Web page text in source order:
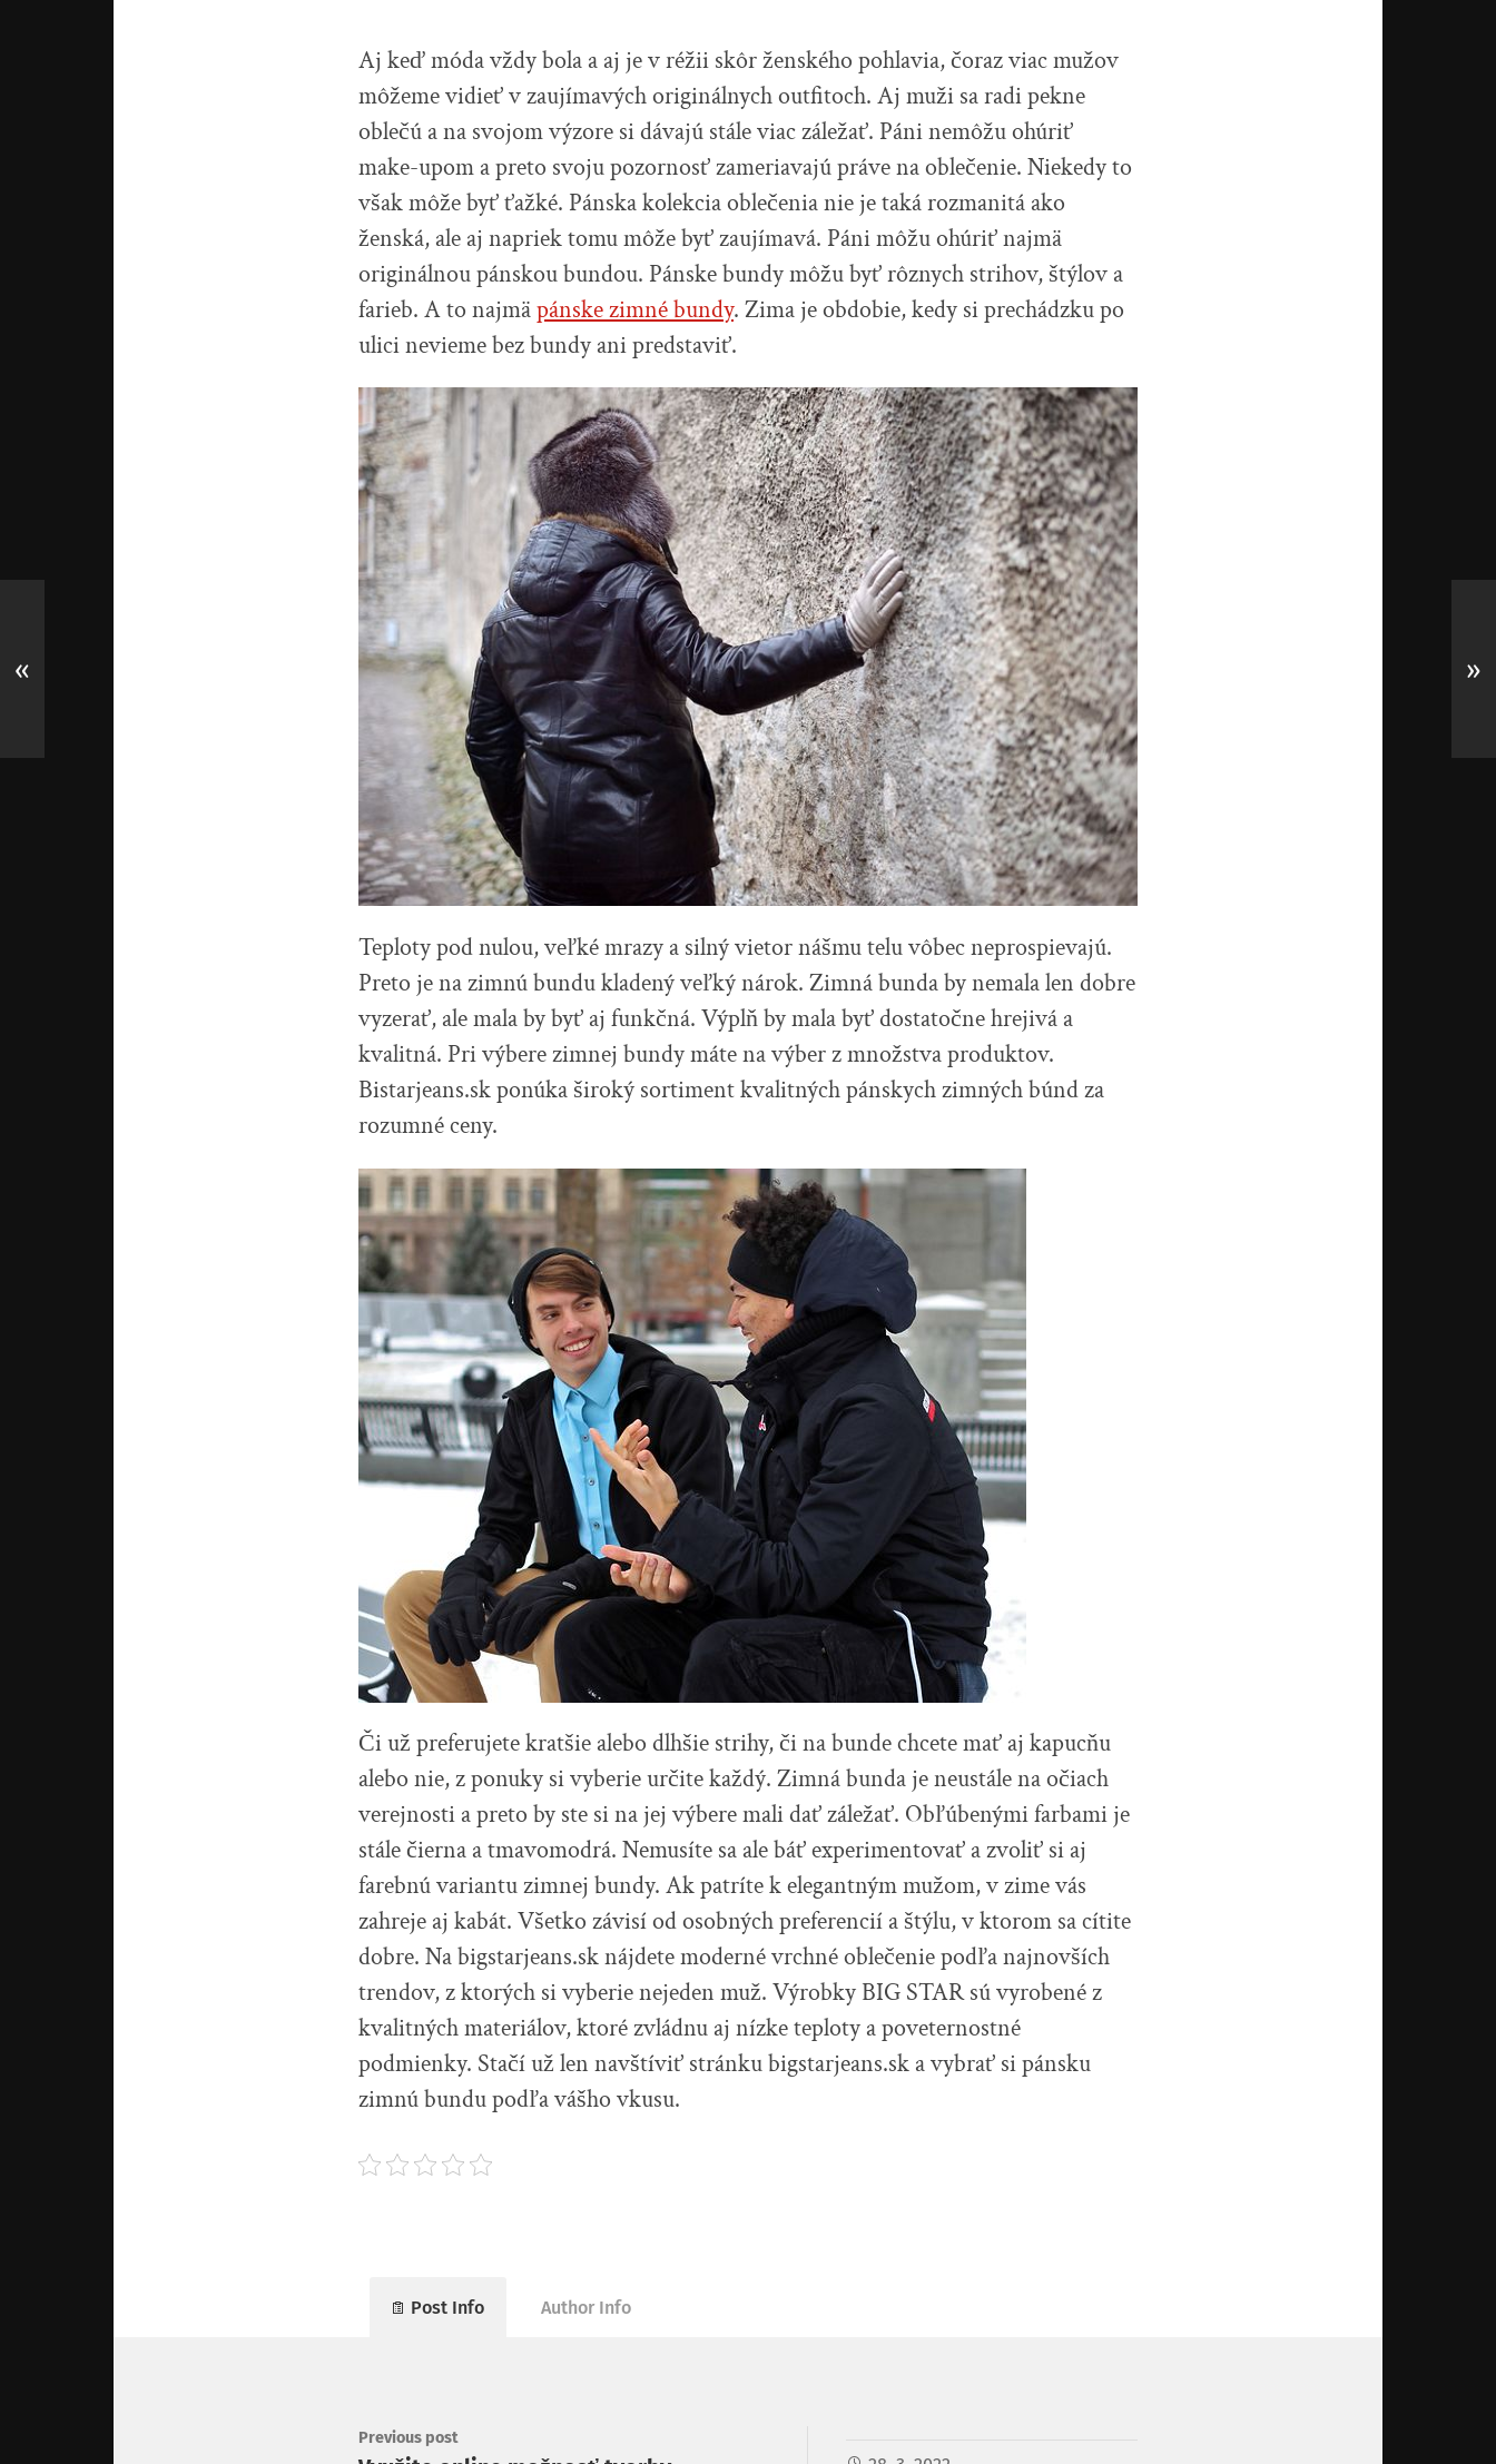
Aj keď móda vždy bola a aj je v réžii skôr ženského pohlavia, čoraz viac mužov
môžeme vidieť v zaujímavých originálnych outfitoch. Aj muži sa radi pekne
oblečú a na svojom výzore si dávajú stále viac záležať. Páni nemôžu ohúriť
make-upom a preto svoju pozornosť zameriavajú práve na oblečenie. Niekedy to
však môže byť ťažké. Pánska kolekcia oblečenia nie je taká rozmanitá ako
ženská, ale aj napriek tomu môže byť zaujímavá. Páni môžu ohúriť najmä
originálnou pánskou bundou. Pánske bundy môžu byť rôznych strihov, štýlov a
farieb. A to najmäpánske zimné bundy. Zima je obdobie, kedy si prechádzku po
ulici nevieme bez bundy ani predstaviť.
Teploty pod nulou, veľké mrazy a silný vietor nášmu telu vôbec neprospievajú.
Preto je na zimnú bundu kladený veľký nárok. Zimná bunda by nemala len dobre
vyzerať, ale mala by byť aj funkčná. Výplň by mala byť dostatočne hrejivá a
kvalitná. Pri výbere zimnej bundy máte na výber z množstva produktov.
Bistarjeans.sk ponúka široký sortiment kvalitných pánskych zimných búnd za
rozumné ceny.
Či už preferujete kratšie alebo dlhšie strihy, či na bunde chcete mať aj kapucňu
alebo nie, z ponuky si vyberie určite každý. Zimná bunda je neustále na očiach
verejnosti a preto by ste si na jej výbere mali dať záležať. Obľúbenými farbami je
stále čierna a tmavomodrá. Nemusíte sa ale báť experimentovať a zvoliť si aj
farebnú variantu zimnej bundy. Ak patríte k elegantným mužom, v zime vás
zahreje aj kabát. Všetko závisí od osobných preferencií a štýlu, v ktorom sa cítite
dobre. Na bigstarjeans.sk nájdete moderné vrchné oblečenie podľa najnovších
trendov, z ktorých si vyberie nejeden muž. Výrobky BIG STAR sú vyrobené z
kvalitných materiálov, ktoré zvládnu aj nízke teploty a poveternostné
podmienky. Stačí už len navštíviť stránku bigstarjeans.sk a vybrať si pánsku
zimnú bundu podľa vášho vkusu.
Post Info Author Info
Previous post
« »